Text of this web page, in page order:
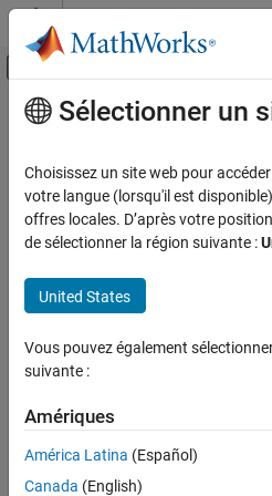
Passer au contenu
Activer/désactiver
Ressource
Contenu principal
Sélectionner un
Choisissez un site web pour
votre langue (lorsqu'il est
offres locales. D’après votre
de sélectionner la région suivante :
United States
Vous pouvez également
suivante :
Amériques
América Latina (Español)
Canada (English)